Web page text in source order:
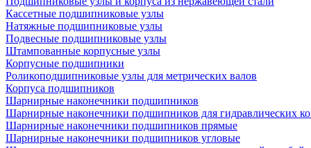
Кассетные подшипниковые узлы
Натяжные подшипниковые узлы
Подвесные подшипниковые узлы
Штампованные корпусные узлы
Корпусные подшипники
Роликоподшипниковые узлы для метрических валов
Корпуса подшипников
Шарнирные наконечники подшипников
Шарнирные наконечники подшипников для гидравлических
Шарнирные наконечники подшипников прямые
Шарнирные наконечники подшипников угловые